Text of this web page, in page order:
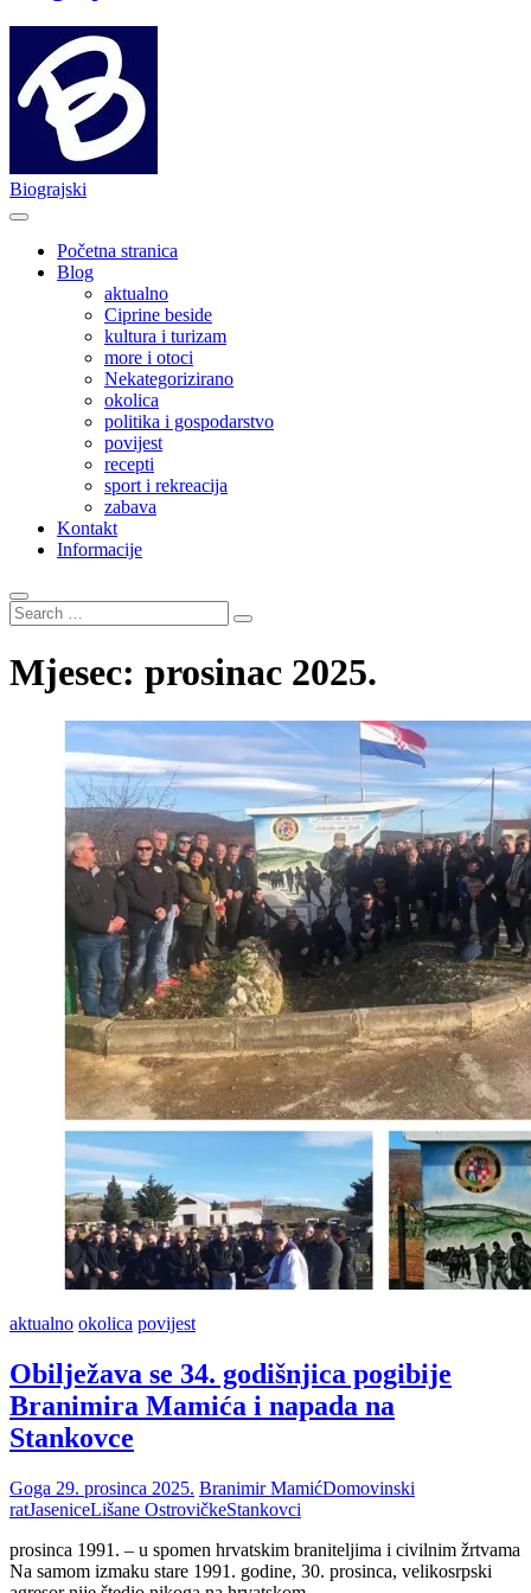
Biograjski
Početna stranica
Blog
aktualno
Ciprine beside
kultura i turizam
more i otoci
Nekategorizirano
okolica
politika i gospodarstvo
povijest
recepti
sport i rekreacija
zabava
Kontakt
Informacije
Search
…
Mjesec: prosinac 2025.
aktualno okolica povijest
Obilježava se 34. godišnjica pogibije
Branimira Mamića i napada na
Stankovce
Goga 29. prosinca 2025. Branimir MamićDomovinski
ratJaseniceLišane OstrovičkeStankovci
prosinca 1991. – u spomen hrvatskim braniteljima i civilnim žrtvama
Na samom izmaku stare 1991. godine, 30. prosinca, velikosrpski